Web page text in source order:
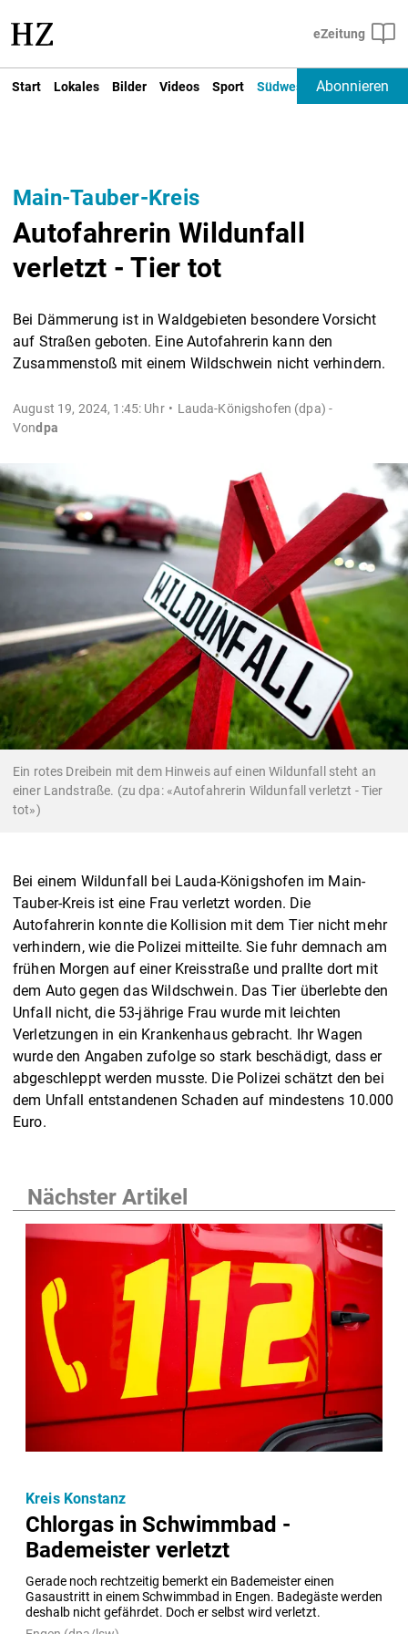
Start Lokales Bilder Videos Sport Südwest Deutschland
Abonnieren
Main-Tauber-Kreis
Autofahrerin Wildunfall
verletzt - Tier tot
Bei Dämmerung ist in Waldgebieten besondere Vorsicht
auf Straßen geboten. Eine Autofahrerin kann den
Zusammenstoß mit einem Wildschwein nicht verhindern.
August 19, 2024, 1:45: Uhr
Lauda-Königshofen (dpa) -
Vondpa
Ein rotes Dreibein mit dem Hinweis auf einen Wildunfall steht an
einer Landstraße. (zu dpa: «Autofahrerin Wildunfall verletzt - Tier
tot»)
Bei einem Wildunfall bei Lauda-Königshofen im Main-
Tauber-Kreis ist eine Frau verletzt worden. Die
Autofahrerin konnte die Kollision mit dem Tier nicht mehr
verhindern, wie die Polizei mitteilte. Sie fuhr demnach am
frühen Morgen auf einer Kreisstraße und prallte dort mit
dem Auto gegen das Wildschwein. Das Tier überlebte den
Unfall nicht, die 53-jährige Frau wurde mit leichten
Verletzungen in ein Krankenhaus gebracht. Ihr Wagen
wurde den Angaben zufolge so stark beschädigt, dass er
abgeschleppt werden musste. Die Polizei schätzt den bei
dem Unfall entstandenen Schaden auf mindestens 10.000
Euro.
Nächster Artikel
Chlorgas in Schwimmbad -
Bademeister verletzt
Gerade noch rechtzeitig bemerkt ein Bademeister einen
Gasaustritt in einem Schwimmbad in Engen. Badegäste werden
deshalb nicht gefährdet. Doch er selbst wird verletzt.
Kreis Konstanz